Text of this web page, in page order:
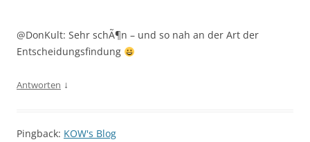
@DonKult: Sehr schÃ¶n – und so nah an der Art der
Entscheidungsfindung
Antworten ↓
Pingback: KOW's Blog